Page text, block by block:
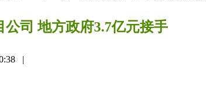
司 地方政府3.7亿元接手
|